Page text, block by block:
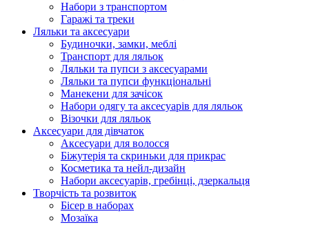
Набори з транспортом
Гаражі та треки
Ляльки та аксесуари
Будиночки, замки, меблі
Транспорт для ляльок
Ляльки та пупси з аксесуарами
Ляльки та пупси функціональні
Манекени для зачісок
Набори одягу та аксесуарів для ляльок
Візочки для ляльок
Аксесуари для дівчаток
Аксесуари для волосся
Біжутерія та скриньки для прикрас
Косметика та нейл-дизайн
Набори аксесуарів, гребінці, дзеркальця
Творчість та розвиток
Бісер в наборах
Мозаїка